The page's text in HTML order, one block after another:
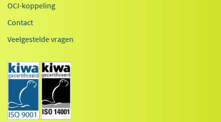
OCI-koppeling
Contact
Veelgestelde vragen